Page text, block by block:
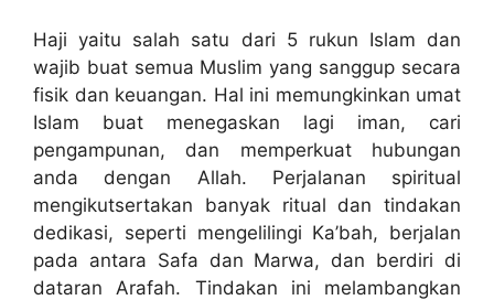
Haji yaitu salah satu dari 5 rukun Islam dan
wajib buat semua Muslim yang sanggup secara
fisik dan keuangan. Hal ini memungkinkan umat
Islam buat menegaskan lagi iman, cari
pengampunan, dan memperkuat hubungan
anda dengan Allah. Perjalanan spiritual
mengikutsertakan banyak ritual dan tindakan
dedikasi, seperti mengelilingi Ka’bah, berjalan
pada antara Safa dan Marwa, dan berdiri di
dataran Arafah. Tindakan ini melambangkan